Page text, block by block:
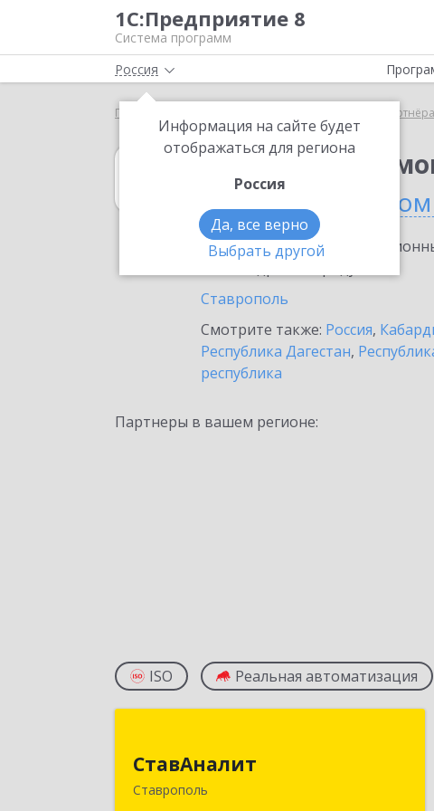
1С:Предприятие 8
Система программ
Россия
Информация на сайте будет
отображаться для региона
Россия
Да, все верно
Выбрать другой
Главная Выбор партнёра
1С:Налоговый
в
Ознакомьтесь с
Ставрополь
Смотрите также: Россия,
Республика Дагестан,
республика
Партнеры в вашем регионе:
ISO Реальная автоматизация
СтавАналит
Ставрополь
Ставрополь г, Пирогова ул, дом № 66